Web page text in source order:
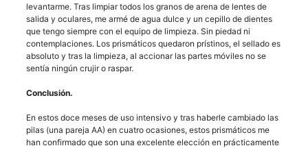
levantarme. Tras limpiar todos los granos de arena de lentes de
salida y oculares, me armé de agua dulce y un cepillo de dientes
que tengo siempre con el equipo de limpieza. Sin piedad ni
contemplaciones. Los prismáticos quedaron prístinos, el sellado es
absoluto y tras la limpieza, al accionar las partes móviles no se
sentía ningún crujir o raspar.
Conclusión.
En estos doce meses de uso intensivo y tras haberle cambiado las
pilas (una pareja AA) en cuatro ocasiones, estos prismáticos me
han confirmado que son una excelente elección en prácticamente